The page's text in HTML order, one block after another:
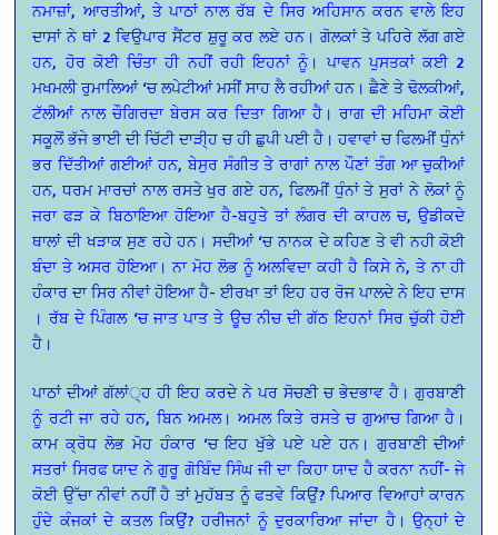
ਨਮਾਜ਼ਾਂ, ਆਰਤੀਆਂ, ਤੇ ਪਾਠਾਂ ਨਾਲ ਰੱਬ ਦੇ ਸਿਰ ਅਹਿਸਾਨ ਕਰਨ ਵਾਲੇ ਇਹ
ਦਾਸਾਂ ਨੇ ਥਾਂ 2 ਵਿਉਪਾਰ ਸੈਂਟਰ ਸ਼ੁਰੂ ਕਰ ਲਏ ਹਨ। ਗੋਲਕਾਂ ਤੇ ਪਹਿਰੇ ਲੱਗ ਗਏ
ਹਨ, ਹੋਰ ਕੋਈ ਚਿੰਤਾ ਹੀ ਨਹੀਂ ਰਹੀ ਇਹਨਾਂ ਨੂੰ। ਪਾਵਨ ਪੁਸਤਕਾਂ ਕਈ 2
ਮਖਮਲੀ ਰੁਮਾਲਿਆਂ ‘ਚ ਲਪੇਟੀਆਂ ਮਸੀਂ ਸਾਹ ਲੈ ਰਹੀਆਂ ਹਨ। ਛੈਣੇ ਤੇ ਢੋਲਕੀਆਂ,
ਟੱਲੀਆਂ ਨਾਲ ਚੌਗਿਰਦਾ ਬੇਰਸ ਕਰ ਦਿਤਾ ਗਿਆ ਹੈ। ਰਾਗ ਦੀ ਮਹਿਮਾ ਕੋਈ
ਸਕੂਲੋਂ ਭੱਜੇ ਭਾਈ ਦੀ ਚਿੱਟੀ ਦਾੜੀ੍ਹ ਚ ਹੀ ਛੁਪੀ ਪਈ ਹੈ। ਹਵਾਵਾਂ ਚ ਫਿਲਮੀਂ ਧੁੰਨਾਂ
ਭਰ ਦਿੱਤੀਆਂ ਗਈਆਂ ਹਨ, ਬੇਸੁਰ ਸੰਗੀਤ ਤੇ ਰਾਗਾਂ ਨਾਲ ਪੌਣਾਂ ਤੰਗ ਆ ਚੁਕੀਆਂ
ਹਨ, ਧਰਮ ਮਾਰਚਾਂ ਨਾਲ ਰਸਤੇ ਖੁਰ ਗਏ ਹਨ, ਫਿਲਮੀਂ ਧੁੰਨਾਂ ਤੇ ਸੁਰਾਂ ਨੇ ਲੋਕਾਂ ਨੂੰ
ਜਰਾ ਫੜ ਕੇ ਬਿਠਾਇਆ ਹੋਇਆ ਹੈ-ਬਹੁਤੇ ਤਾਂ ਲੰਗਰ ਦੀ ਕਾਹਲ ਚ, ਉਡੀਕਦੇ
ਥਾਲਾਂ ਦੀ ਖੜਾਕ ਸੁਣ ਰਹੇ ਹਨ। ਸਦੀਆਂ ‘ਚ ਨਾਨਕ ਦੇ ਕਹਿਣ ਤੇ ਵੀ ਨਹੀ ਕੋਈ
ਬੰਦਾ ਤੇ ਅਸਰ ਹੋਇਆ। ਨਾ ਮੋਹ ਲੋਭ ਨੂੰ ਅਲਵਿਦਾ ਕਹੀ ਹੈ ਕਿਸੇ ਨੇ, ਤੇ ਨਾ ਹੀ
ਹੰਕਾਰ ਦਾ ਸਿਰ ਨੀਵਾਂ ਹੋਇਆ ਹੈ- ਈਰਖਾ ਤਾਂ ਇਹ ਹਰ ਰੋਜ ਪਾਲਦੇ ਨੇ ਇਹ ਦਾਸ
। ਰੱਬ ਦੇ ਪਿੰਗਲ ‘ਚ ਜਾਤ ਪਾਤ ਤੇ ਊਚ ਨੀਚ ਦੀ ਗੱਠ ਇਹਨਾਂ ਸਿਰ ਚੁੱਕੀ ਹੋਈ
ਹੈ।
ਪਾਠਾਂ ਦੀਆਂ ਗੱਲਾਂ੍ਹ ਹੀ ਇਹ ਕਰਦੇ ਨੇ ਪਰ ਸੋਚਣੀ ਚ ਭੇਦਭਾਵ ਹੈ। ਗੁਰਬਾਣੀ
ਨੂੰ ਰਟੀ ਜਾ ਰਹੇ ਹਨ, ਬਿਨ ਅਮਲ। ਅਮਲ ਕਿਤੇ ਰਸਤੇ ਚ ਗੁਆਚ ਗਿਆ ਹੈ।
ਕਾਮ ਕ੍ਰੋਧ ਲੋਭ ਮੋਹ ਹੰਕਾਰ ‘ਚ ਇਹ ਖੁੱਭੇ ਪਏ ਪਏ ਹਨ। ਗੁਰਬਾਣੀ ਦੀਆਂ
ਸਤਰਾਂ ਸਿਰਫ ਯਾਦ ਨੇ ਗੁਰੂ ਗੋਬਿੰਦ ਸਿੰਘ ਜੀ ਦਾ ਕਿਹਾ ਯਾਦ ਹੈ ਕਰਨਾ ਨਹੀਂ- ਜੇ
ਕੋਈ ਉੱਚਾ ਨੀਵਾਂ ਨਹੀਂ ਹੈ ਤਾਂ ਮੁਹੱਬਤ ਨੂੰ ਫਤਵੇ ਕਿਉਂ? ਪਿਆਰ ਵਿਆਹਾਂ ਕਾਰਨ
ਹੁੰਦੇ ਕੰਜਕਾਂ ਦੇ ਕਤਲ ਕਿਉਂ? ਹਰੀਜਨਾਂ ਨੂੰ ਦੁਰਕਾਰਿਆ ਜਾਂਦਾ ਹੈ। ਉਨ੍ਹਾਂ ਦੇ